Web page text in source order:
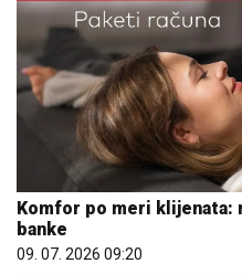
Komfor po meri klijenata:
banke
09. 07. 2026 09:20